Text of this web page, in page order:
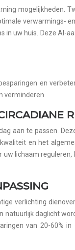
mogelijkheden.
verwarmings-
uw huis. Deze AI-
en
verminderen.
aan te passen.
en het
uw lichaam
verlichting
daglicht
van 20-60%